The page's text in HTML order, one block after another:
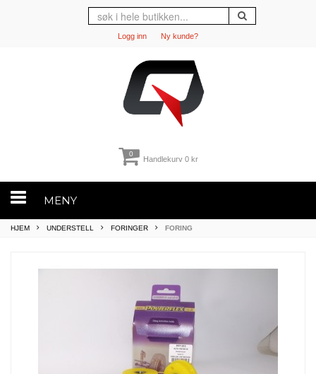
Logg inn Ny kunde?
0
Handlekurv 0 kr
MENY
HJEM UNDERSTELL FORINGER FORING